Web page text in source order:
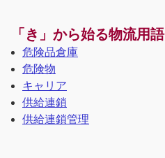
「き」から始る物流用語
危険品倉庫
危険物
キャリア
供給連鎖
供給連鎖管理